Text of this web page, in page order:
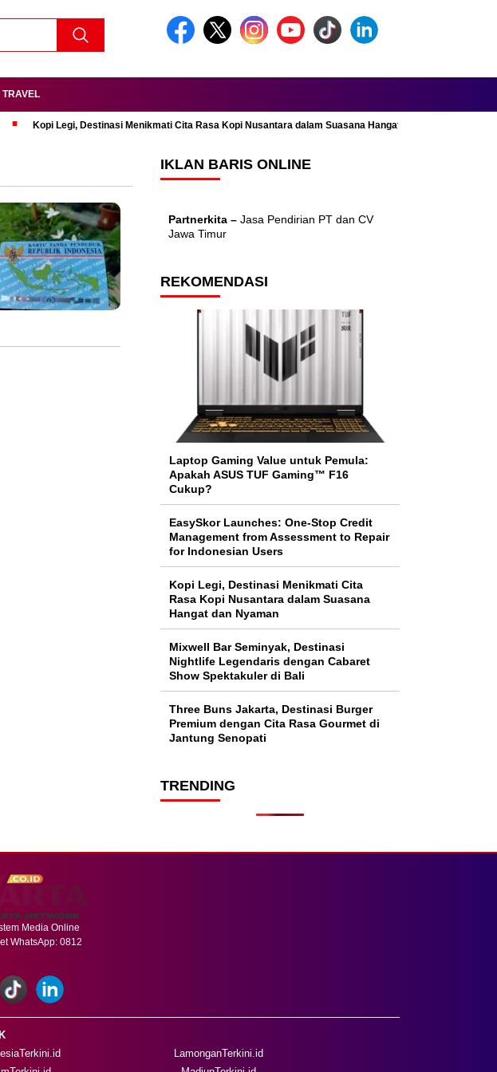
TRAVEL
Kopi Legi, Destinasi Menikmati Cita Rasa Kopi Nusantara dalam Suasana Hangat dan Nyaman
IKLAN BARIS ONLINE
Partnerkita – Jasa Pendirian PT dan CV
Jawa Timur
REKOMENDASI
Laptop Gaming Value untuk Pemula:
Apakah ASUS TUF Gaming™ F16
Cukup?
EasySkor Launches: One-Stop Credit
Management from Assessment to Repair
for Indonesian Users
Kopi Legi, Destinasi Menikmati Cita
Rasa Kopi Nusantara dalam Suasana
Hangat dan Nyaman
Mixwell Bar Seminyak, Destinasi
Nightlife Legendaris dengan Cabaret
Show Spektakuler di Bali
Three Buns Jakarta, Destinasi Burger
Premium dengan Cita Rasa Gourmet di
Jantung Senopati
TRENDING
Media Online
WhatsApp: 0812
LamonganTerkini.id